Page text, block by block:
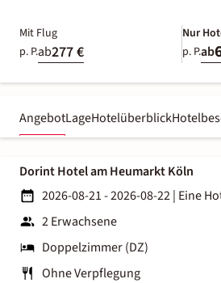
Mit Flug
p. P.ab277 €
Nur
p. P.ab
AngebotLageHotelüberblick
Dorint Hotel am Heumarkt Köln
2026-08-21 - 2026-08-22| Eine
2 Erwachsene
Doppelzimmer (DZ)
Ohne Verpflegung